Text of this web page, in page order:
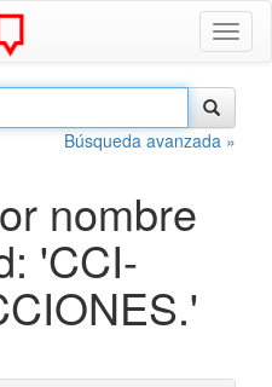
Búsqueda avanzada »
nombre
'CCI-